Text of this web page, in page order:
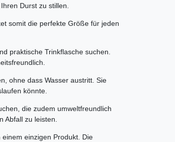
Durst zu stillen.
somit die perfekte Größe für jeden
praktische Trinkflasche suchen.
ohne dass Wasser austritt. Sie
könnte.
die zudem umweltfreundlich
Abfall zu leisten.
einzigen Produkt. Die